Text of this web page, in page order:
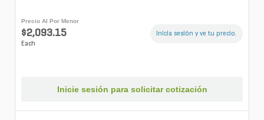
Precio Al Por Menor
$2,093.15
Each
Inicia sesión y ve tu precio.
Inicie sesión para solicitar cotización